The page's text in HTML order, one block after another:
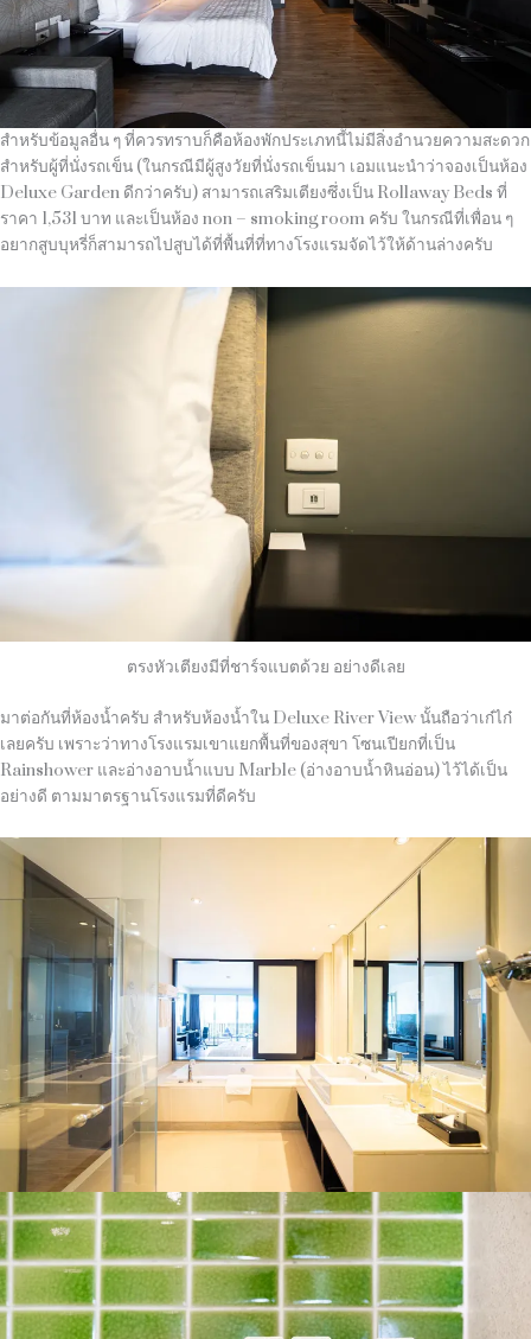
สำหรับข้อมูลอื่น ๆ ที่ควรทราบก็คือห้องพักประเภทนี้ไม่มีสิ่งอำนวยความสะดวก
สำหรับผู้ที่นั่งรถเข็น (ในกรณีมีผู้สูงวัยที่นั่งรถเข็นมา เอมแนะนำว่าจองเป็นห้อง
Deluxe Garden ดีกว่าครับ) สามารถเสริมเตียงซึ่งเป็น Rollaway Beds ที่
ราคา 1,531 บาท และเป็นห้อง non – smoking room ครับ ในกรณีที่เพื่อน ๆ
อยากสูบบุหรี่ก็สามารถไปสูบได้ที่พื้นที่ที่ทางโรงแรมจัดไว้ให้ด้านล่างครับ
ตรงหัวเตียงมีที่ชาร์จแบตด้วย อย่างดีเลย
มาต่อกันที่ห้องน้ำครับ สำหรับห้องน้ำใน Deluxe River View นั้นถือว่าเก๋ไก๋
เลยครับ เพราะว่าทางโรงแรมเขาแยกพื้นที่ของสุขา โซนเปียกที่เป็น
Rainshower และอ่างอาบน้ำแบบ Marble (อ่างอาบน้ำหินอ่อน) ไว้ได้เป็น
อย่างดี ตามมาตรฐานโรงแรมที่ดีครับ